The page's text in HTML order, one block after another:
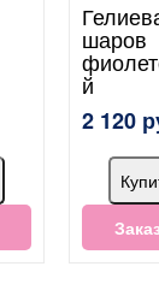
шаров
й
2 120